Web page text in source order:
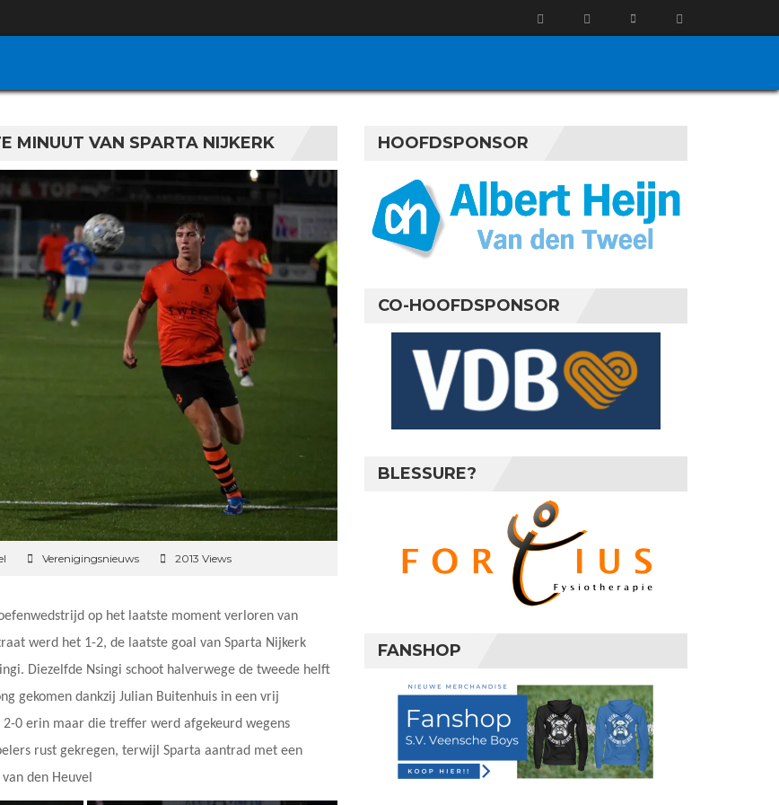
MINUUT VAN SPARTA NIJKERK
Verenigingsnieuws 2013 Views
op het laatste moment verloren van
werd het 1-2, de laatste goal van Sparta Nijkerk
Diezelfde Nsingi schoot halverwege de tweede helft
gekomen dankzij Julian Buitenhuis in een vrij
0 erin maar die treffer werd afgekeurd wegens
rust gekregen, terwijl Sparta aantrad met een
van den Heuvel
HOOFDSPONSOR
CO-HOOFDSPONSOR
BLESSURE?
FANSHOP